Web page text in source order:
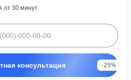
от 30 минут
консультация -25%